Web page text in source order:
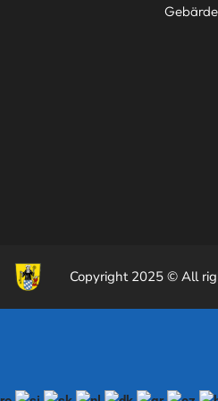
Copyright 2025 © All